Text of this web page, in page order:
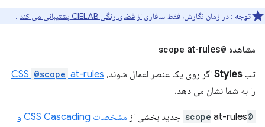
توجه : در زمان نگارش، فقط سافاری از فضای رنگی CIELAB پشتیبانی می کند .
مشاهده @scope
at-rules
تبStyles اگر روی یک عنصر اعمال شوند، CSS @scope at-rules
را به شما نشان می دهد.
@scopeat-rules جدید بخشی از
مشخصات CSS Cascading و